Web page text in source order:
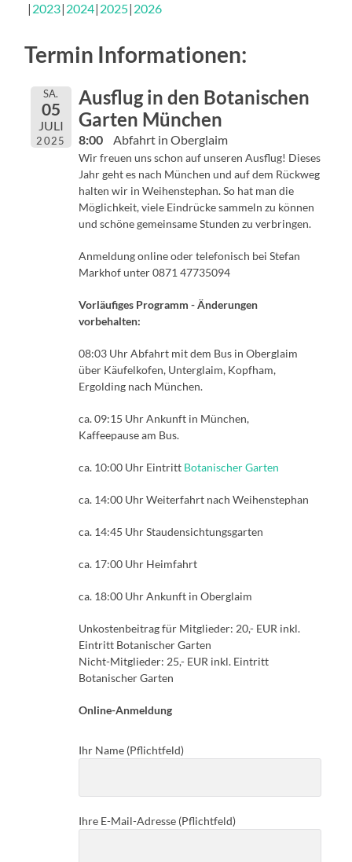
2023 2024 2025 2026
Termin Informationen:
SA.
05
JULI
2025
Ausflug in den Botanischen
Garten München
8:00 Abfahrt in Oberglaim
Wir freuen uns schon auf unseren Ausflug! Dieses
Jahr geht es nach München und auf dem Rückweg
halten wir in Weihenstephan. So hat man die
Möglichkeit, viele Eindrücke sammeln zu können
und schöne gemeinsame Stunden zu verbringen.
Anmeldung online oder telefonisch bei Stefan
Markhof unter 0871 47735094
Vorläufiges Programm - Änderungen
vorbehalten:
08:03 Uhr Abfahrt mit dem Bus in Oberglaim
über Käufelkofen, Unterglaim, Kopfham,
Ergolding nach München.
ca. 09:15 Uhr Ankunft in München,
Kaffeepause am Bus.
ca. 10:00 Uhr Eintritt Botanischer Garten
ca. 14:00 Uhr Weiterfahrt nach Weihenstephan
ca. 14:45 Uhr Staudensichtungsgarten
ca. 17:00 Uhr Heimfahrt
ca. 18:00 Uhr Ankunft in Oberglaim
Unkostenbeitrag für Mitglieder: 20,- EUR inkl.
Eintritt Botanischer Garten
Nicht-Mitglieder: 25,- EUR inkl. Eintritt
Botanischer Garten
Online-Anmeldung
Ihr Name (Pflichtfeld)
Bitte lasse dieses Feld leer.
Ihre E-Mail-Adresse (Pflichtfeld)